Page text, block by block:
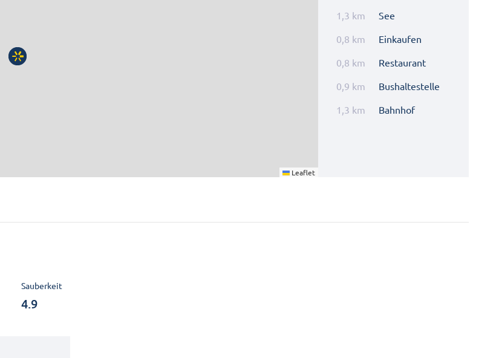
Leaflet
See
1,3 km
Einkaufen
0,8 km
Restaurant
0,8 km
Bushaltestelle
0,9 km
Bahnhof
1,3 km
Sauberkeit
4.9